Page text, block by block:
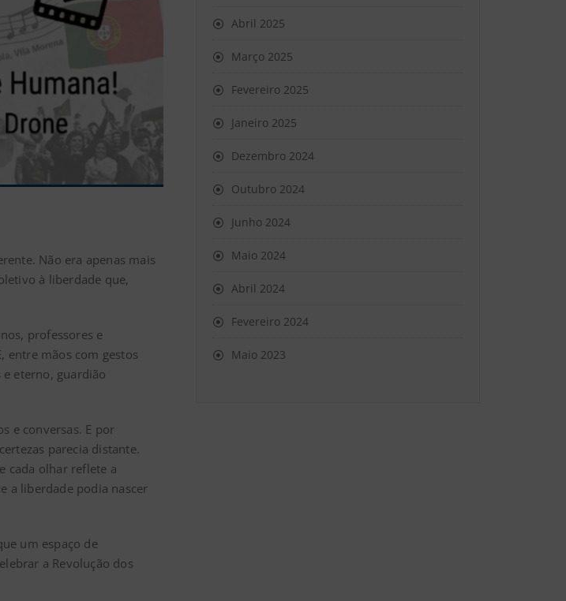
Não era apenas mais
à liberdade que,
professores e
entre mãos com gestos
eterno, guardião
e conversas. E por
parecia distante.
cada olhar reflete a
a liberdade podia nascer
um espaço de
a Revolução dos
Abril 2025
Março 2025
Fevereiro 2025
Janeiro 2025
Dezembro 2024
Outubro 2024
Junho 2024
Maio 2024
Abril 2024
Fevereiro 2024
Maio 2023